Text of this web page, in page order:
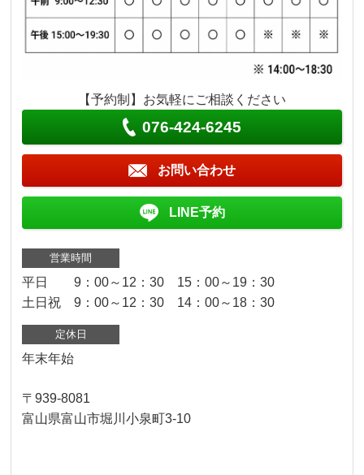
【予約制】お気軽にご相談ください
076-424-6245
お問い合わせ
LINE予約
営業時間
平日 9：00～12：30 15：00～19：30
土日祝 9：00～12：30 14：00～18：30
定休日
年末年始
〒939-8081
富山県富山市堀川小泉町3-10